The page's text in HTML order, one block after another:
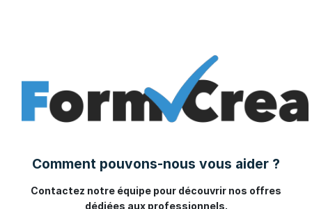
Comment pouvons-nous vous aider ?
Contactez notre équipe pour découvrir nos offres
dédiées aux professionnels.